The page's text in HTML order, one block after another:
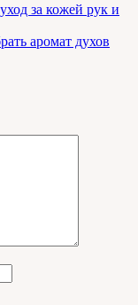
за кожей рук и
аромат духов